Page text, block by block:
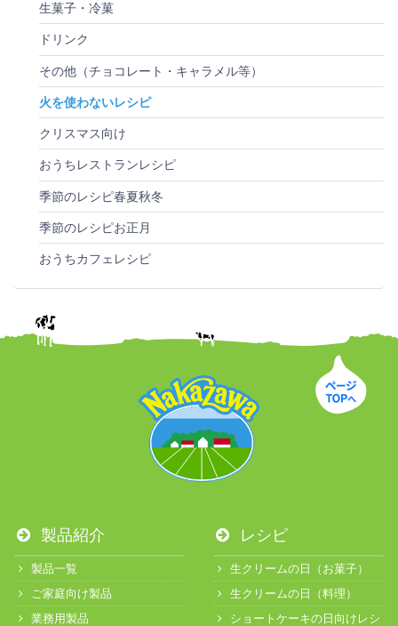
生菓子・冷菓
ドリンク
その他（チョコレート・キャラメル等）
火を使わないレシピ
クリスマス向け
おうちレストランレシピ
季節のレシピ春夏秋冬
季節のレシピお正月
おうちカフェレシピ
製品紹介
製品一覧
ご家庭向け製品
業務用製品
レシピ
生クリームの日（お菓子）
生クリームの日（料理）
ショートケーキの日向けレシ